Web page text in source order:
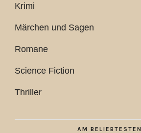
Krimi
Märchen und Sagen
Romane
Science Fiction
Thriller
AM BELIEBTESTEN